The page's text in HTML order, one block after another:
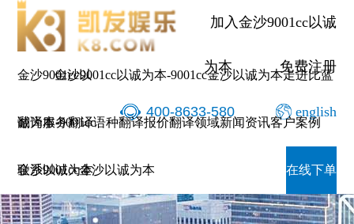
加入金沙9001cc以诚
为本 免费注册
400-8633-580 english
金沙9001cc以
诚为本-9001cc
金沙以诚为本
金沙9001cc以诚为本-9001cc金沙以诚为本走进比蓝
翻译服务翻译语种翻译报价翻译领域新闻资讯客户案例
联系9001cc金沙以诚为本 在线下单